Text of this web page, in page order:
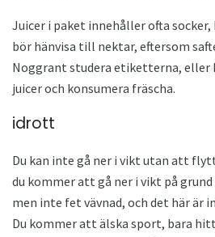
Juicer i paket innehåller ofta
bör hänvisa till nektar, eftersom
Noggrant studera etiketterna, eller
juicer och konsumera fräscha.
idrott
Du kan inte gå ner i vikt utan att
du kommer att gå ner i vikt på
men inte fet vävnad, och det här
Du kommer att älska sport, bara